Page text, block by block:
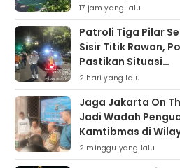
Komitmen untuk
Berbagai
17 jam yang lalu
Patroli Tiga Pilar
Sisir Titik Rawan,
Pastikan Situasi
Kamtibmas Kondusif
2 hari yang lalu
Jaga Jakarta On
Jadi Wadah
Kamtibmas di
Kampung Bali
2 minggu yang lalu